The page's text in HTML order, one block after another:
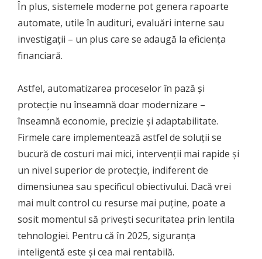
În plus, sistemele moderne pot genera rapoarte
automate, utile în audituri, evaluări interne sau
investigații – un plus care se adaugă la eficiența
financiară.
Astfel, automatizarea proceselor în pază și
protecție nu înseamnă doar modernizare –
înseamnă economie, precizie și adaptabilitate.
Firmele care implementează astfel de soluții se
bucură de costuri mai mici, intervenții mai rapide și
un nivel superior de protecție, indiferent de
dimensiunea sau specificul obiectivului. Dacă vrei
mai mult control cu resurse mai puține, poate a
sosit momentul să privești securitatea prin lentila
tehnologiei. Pentru că în 2025, siguranța
inteligentă este și cea mai rentabilă.